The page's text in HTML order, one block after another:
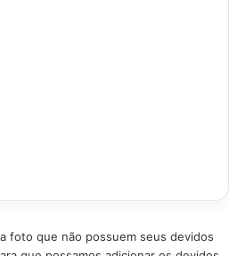
foto que não possuem seus devidos